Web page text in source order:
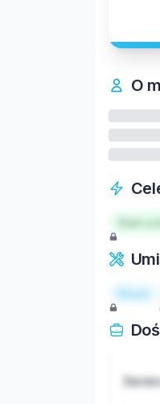
O
Start a
React